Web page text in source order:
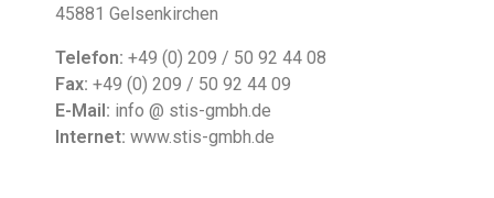
45881 Gelsenkirchen
Telefon: +49 (0) 209 / 50 92 44 08
Fax: +49 (0) 209 / 50 92 44 09
E-Mail: info @ stis-gmbh.de
Internet: www.stis-gmbh.de